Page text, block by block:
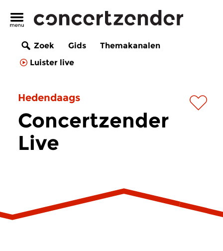
Zoek Gids
Themakanalen
Luister live
Hedendaags
Concertzender
Live